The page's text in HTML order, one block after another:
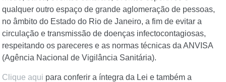
qualquer outro espaço de grande aglomeração de pessoas,
no âmbito do Estado do Rio de Janeiro, a fim de evitar a
circulação e transmissão de doenças infectocontagiosas,
respeitando os pareceres e as normas técnicas da ANVISA
(Agência Nacional de Vigilância Sanitária).
Clique aqui para conferir a íntegra da Lei e também a